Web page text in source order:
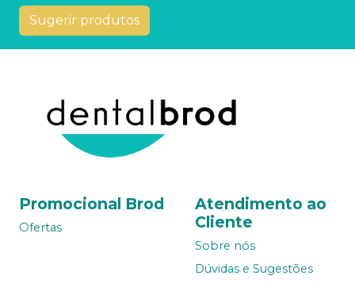
Sugerir produtos
Promocional Brod
Ofertas
Atendimento ao
Cliente
Sobre nós
Dúvidas e Sugestões